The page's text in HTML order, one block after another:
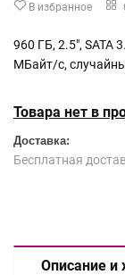
В избранное
960 ГБ, 2.5", SATA
МБайт/с,
Товара нет в
Доставка:
Бесплатная
Описание и